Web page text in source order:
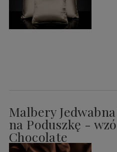
Malbery
na Poduszkę -
Chocolate